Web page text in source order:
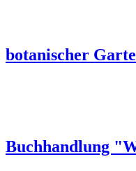
botanischer
Buchhandlung